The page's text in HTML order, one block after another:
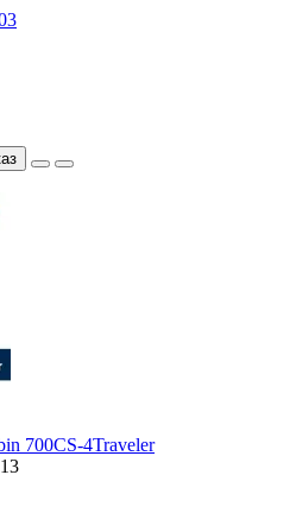
700CS-4Traveler